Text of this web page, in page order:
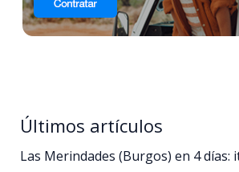
Últimos artículos
Las Merindades (Burgos) en 4 días: